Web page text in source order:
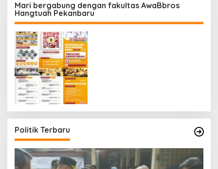
Mari bergabung dengan fakultas AwaBbros
Hangtuah Pekanbaru
Politik Terbaru